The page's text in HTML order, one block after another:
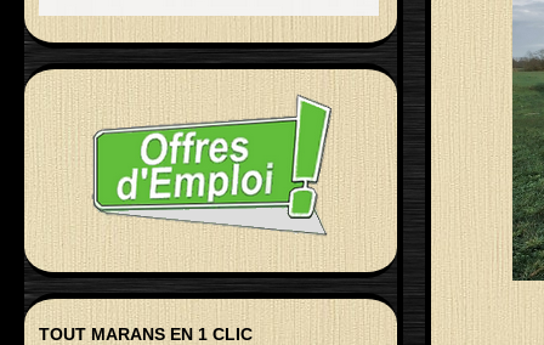
TOUT MARANS EN 1 CLIC